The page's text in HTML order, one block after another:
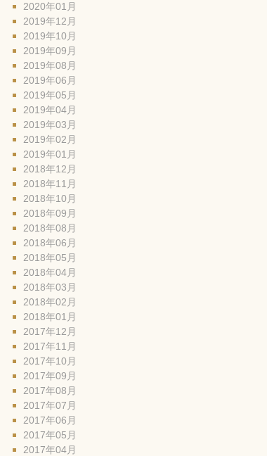
2020年01月
2019年12月
2019年10月
2019年09月
2019年08月
2019年06月
2019年05月
2019年04月
2019年03月
2019年02月
2019年01月
2018年12月
2018年11月
2018年10月
2018年09月
2018年08月
2018年06月
2018年05月
2018年04月
2018年03月
2018年02月
2018年01月
2017年12月
2017年11月
2017年10月
2017年09月
2017年08月
2017年07月
2017年06月
2017年05月
2017年04月